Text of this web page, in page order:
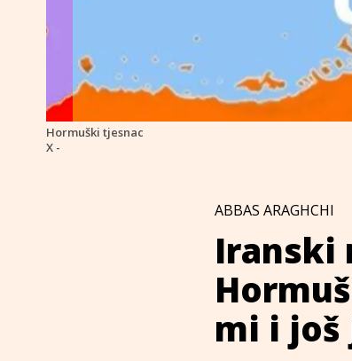
Hormuški tjesnac
X -
ABBAS ARAGHCHI
Iranski
mi i još